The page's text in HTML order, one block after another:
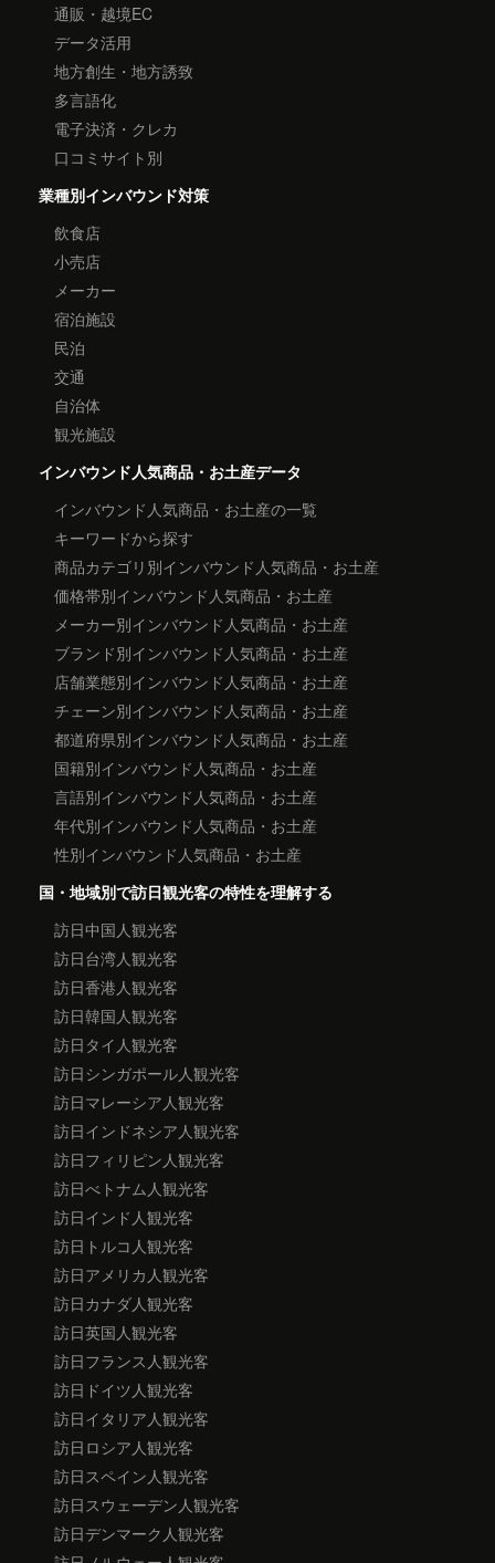
通販・越境EC
データ活用
地方創生・地方誘致
多言語化
電子決済・クレカ
口コミサイト別
業種別インバウンド対策
飲食店
小売店
メーカー
宿泊施設
民泊
交通
自治体
観光施設
インバウンド人気商品・お土産データ
インバウンド人気商品・お土産の一覧
キーワードから探す
商品カテゴリ別インバウンド人気商品・お土産
価格帯別インバウンド人気商品・お土産
メーカー別インバウンド人気商品・お土産
ブランド別インバウンド人気商品・お土産
店舗業態別インバウンド人気商品・お土産
チェーン別インバウンド人気商品・お土産
都道府県別インバウンド人気商品・お土産
国籍別インバウンド人気商品・お土産
言語別インバウンド人気商品・お土産
年代別インバウンド人気商品・お土産
性別インバウンド人気商品・お土産
国・地域別で訪日観光客の特性を理解する
訪日中国人観光客
訪日台湾人観光客
訪日香港人観光客
訪日韓国人観光客
訪日タイ人観光客
訪日シンガポール人観光客
訪日マレーシア人観光客
訪日インドネシア人観光客
訪日フィリピン人観光客
訪日べトナム人観光客
訪日インド人観光客
訪日トルコ人観光客
訪日アメリカ人観光客
訪日カナダ人観光客
訪日英国人観光客
訪日フランス人観光客
訪日ドイツ人観光客
訪日イタリア人観光客
訪日ロシア人観光客
訪日スペイン人観光客
訪日スウェーデン人観光客
訪日デンマーク人観光客